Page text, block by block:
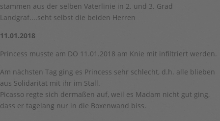
stammen aus der selben Vaterlinie in 2. und 3. Grad
Landgraf....seht selbst die beiden Herren
11.01.2018
Princess musste am DO 11.01.2018 am Knie mit infiltriert werden.
Am nächsten Tag ging es Princess sehr schlecht, d.h. alle blieben
aus Solidarität mit ihr im Stall.
Picasso regte sich dermaßen auf, weil es Madam nicht gut ging,
dass er tagelang nur in die Boxenwand biss.